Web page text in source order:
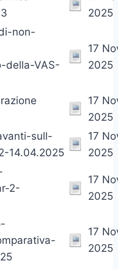
2025
non-
della-VAS-
17
2025
17
2025
sull-
14.04.2025
17
2025
2-
17
2025
17
2025